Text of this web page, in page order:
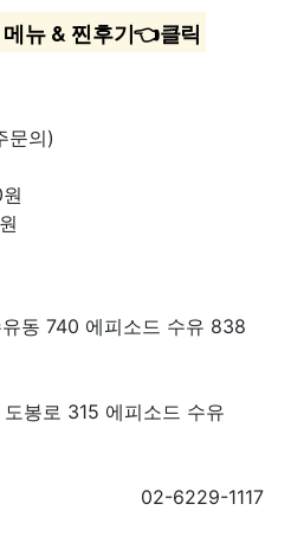
뉴 & 찐후기👈클릭
문의)
동 740 에피소드 수유 838
봉로 315 에피소드 수유
02-6229-1117